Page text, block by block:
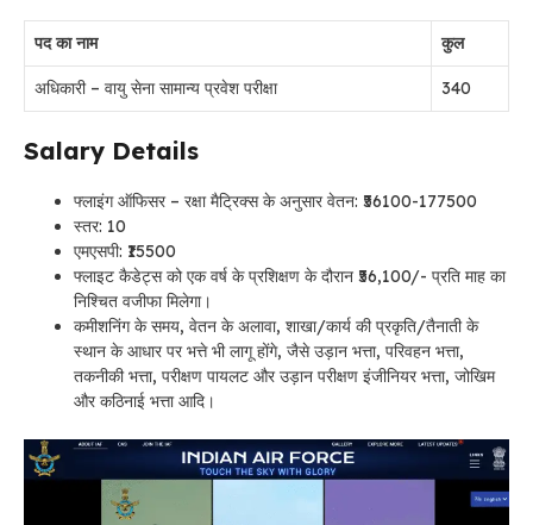
पद का नाम कुल
अधिकारी – वायु सेना सामान्य प्रवेश परीक्षा 340
Salary Details
फ्लाइंग ऑफिसर – रक्षा मैट्रिक्स के अनुसार वेतन: ₹56100-177500
स्तर: 10
एमएसपी: ₹15500
फ्लाइट कैडेट्स को एक वर्ष के प्रशिक्षण के दौरान ₹56,100/- प्रति माह का
निश्चित वजीफा मिलेगा।
कमीशनिंग के समय, वेतन के अलावा, शाखा/कार्य की प्रकृति/तैनाती के
स्थान के आधार पर भत्ते भी लागू होंगे, जैसे उड़ान भत्ता, परिवहन भत्ता,
तकनीकी भत्ता, परीक्षण पायलट और उड़ान परीक्षण इंजीनियर भत्ता, जोखिम
और कठिनाई भत्ता आदि।